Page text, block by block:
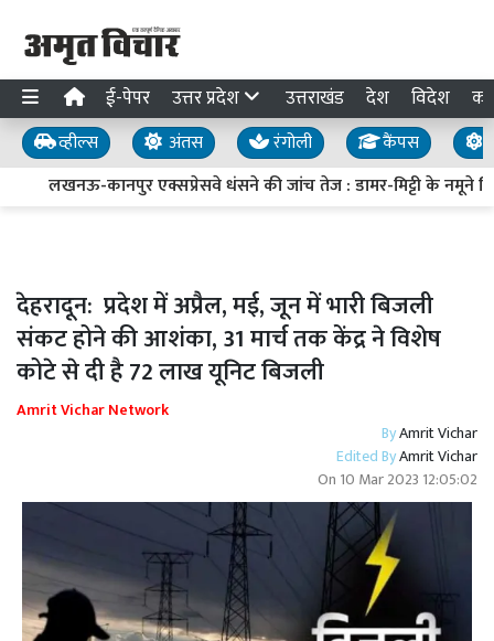
ई-पेपर उत्तर प्रदेश उत्तराखंड देश विदेश
व्हील्स अंतस रंगोली कैंपस
लखनऊ-कानपुर एक्सप्रेसवे धंसने की जांच तेज : डामर-मिट्टी के नमूने
देहरादून: प्रदेश में अप्रैल, मई, जून में भारी बिजली
संकट होने की आशंका, 31 मार्च तक केंद्र ने विशेष
कोटे से दी है 72 लाख यूनिट बिजली
Amrit Vichar Network
ByAmrit Vichar
Edited ByAmrit Vichar
On 10 Mar 2023 12:05:02